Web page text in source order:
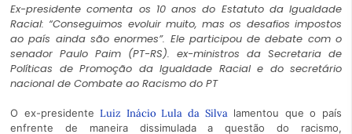
Ex-presidente comenta os 10 anos do Estatuto da Igualdade
Racial: “Conseguimos evoluir muito, mas os desafios impostos
ao país ainda são enormes”. Ele participou de debate com o
senador Paulo Paim (PT-RS). ex-ministros da Secretaria de
Políticas de Promoção da Igualdade Racial e do secretário
nacional de Combate ao Racismo do PT
O ex-presidenteLuiz Inácio Lula da Silva lamentou que o país
enfrente de maneira dissimulada a questão do racismo,